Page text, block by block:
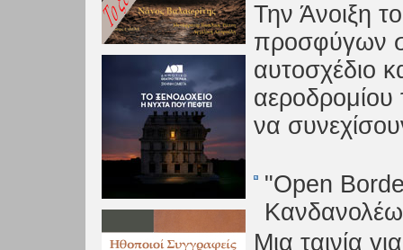
Την Άνοιξη
προσφύγων
αυτοσχέδιο
να
"Open
Μια ταινία